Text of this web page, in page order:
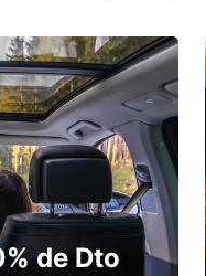
de Dto